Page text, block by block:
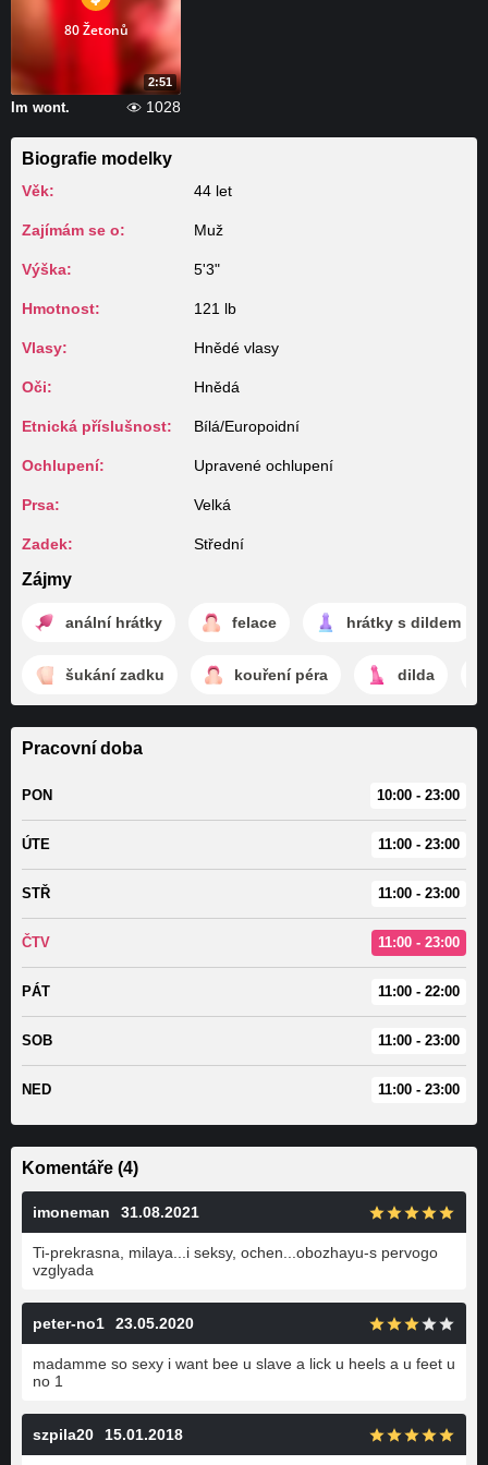
2:51
80 Žetonů
Im wont. 1028
Biografie modelky
Věk: 44 let
Zajímám se o: Muž
Výška: 5'3"
Hmotnost: 121 lb
Vlasy: Hnědé vlasy
Oči: Hnědá
Etnická příslušnost: Bílá/Europoidní
Ochlupení: Upravené ochlupení
Prsa: Velká
Zadek: Střední
Zájmy
anální hrátky felace hrátky s dildem
šukání zadku kouření péra dilda
Pracovní doba
PON 10:00 - 23:00
ÚTE 11:00 - 23:00
STŘ 11:00 - 23:00
ČTV 11:00 - 23:00
PÁT 11:00 - 22:00
SOB 11:00 - 23:00
NED 11:00 - 23:00
Komentáře (4)
imoneman 31.08.2021
Ti-prekrasna, milaya...i seksy, ochen...obozhayu-s pervogo
vzglyada
peter-no1 23.05.2020
madamme so sexy i want bee u slave a lick u heels a u feet u
no 1
szpila20 15.01.2018